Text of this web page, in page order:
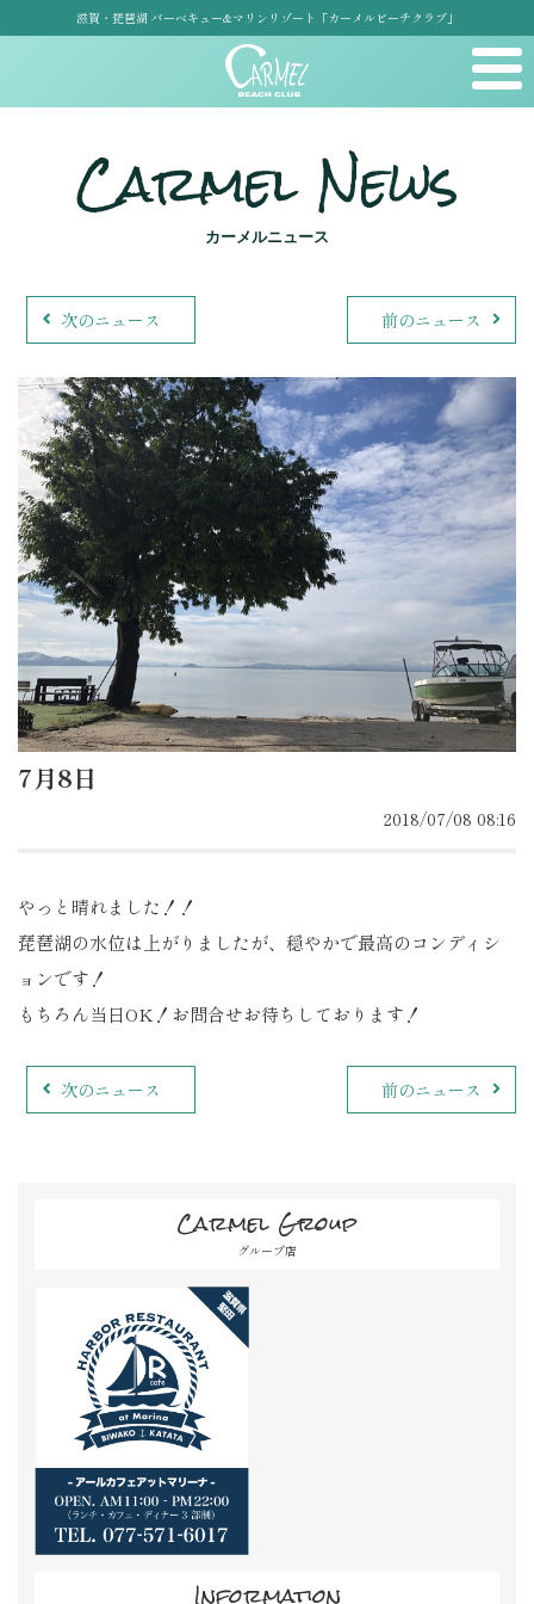
滋賀・琵琶湖 バーベキュー&マリンリゾート「カーメルビーチクラブ」
Carmel News
カーメルニュース
次のニュース 前のニュース
7月8日
2018/07/08 08:16
やっと晴れました！！
琵琶湖の水位は上がりましたが、穏やかで最高のコンディシ
ョンです！
もちろん当日OK！お問合せお待ちしております！
次のニュース 前のニュース
Carmel Group
グループ店
Information